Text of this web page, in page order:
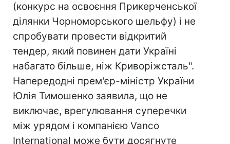
(конкурс на освоєння Прикерченської
ділянки Чорноморського шельфу) і не
спробувати провести відкритий
тендер, який повинен дати Україні
набагато більше, ніж Криворіжсталь".
Напередодні прем'єр-міністр України
Юлія Тимошенко заявила, що не
виключає, врегулювання суперечки
між урядом і компанією Vanco
International може бути досягнуте